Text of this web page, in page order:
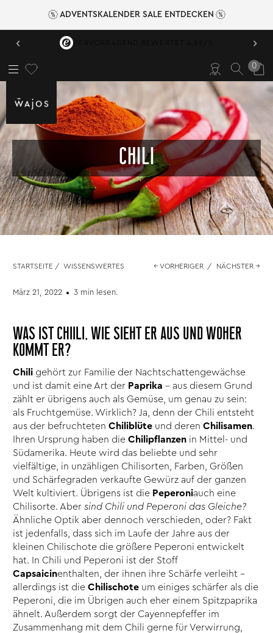
ADVENTSKALENDER SALE ENTDECKEN
‹ VERSANDKOSTENFREI AB 49,95 € ›
0
CHILI
STARTSEITE / WISSENSWERTES ← VORHERIGER / NÄCHSTER →
März 21, 2022 3 min lesen.
WAS IST CHIILI, WIE SIEHT ER AUS UND WOHER
KOMMT ER?
Chili gehört zur Familie der Nachtschattengewächse
und ist damit eine Art der Paprika – aus diesem Grund
zählt er übrigens auch als Gemüse, um genau zu sein:
als Fruchtgemüse. Wirklich? Ja, denn der Chili entsteht
aus der befruchtetenChiliblüte und derenChilisamen.
Ihren Ursprung haben dieChilipflanzen in Mittel- und
Südamerika. Heute wird das beliebte und sehr
vielfältige, in unzähligen Chilisorten, Farben, Größen
und Schärfegraden verkaufte Gewürz auf der ganzen
Welt kultiviert. Übrigens ist die Peperoniauch eine
Chilisorte. Abersind Chili und Peperoni das Gleiche?
Ähnliche Optik aber dennoch verschieden, oder? Fakt
ist jedenfalls, dass sich im Laufe der Jahre aus der
kleinen Chilischote die größere Peperoni entwickelt
hat. In Chili und Peperoni ist der Stoff
Capsaicinenthalten, der ihnen ihre Schärfe verleiht –
allerdings ist dieChilischote um einiges schärfer als die
Peperoni, die im Übrigen auch eher einem Spitzpaprika
ähnelt. Außerdem sorgt der Cayennepfeffer im
Zusammenhang mit dem Chili gerne für Verwirrung,